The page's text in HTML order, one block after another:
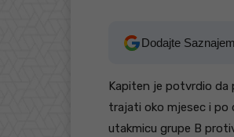
Dodajte
Kapiten je potvrdio da
trajati oko mjesec i po
utakmicu grupe B